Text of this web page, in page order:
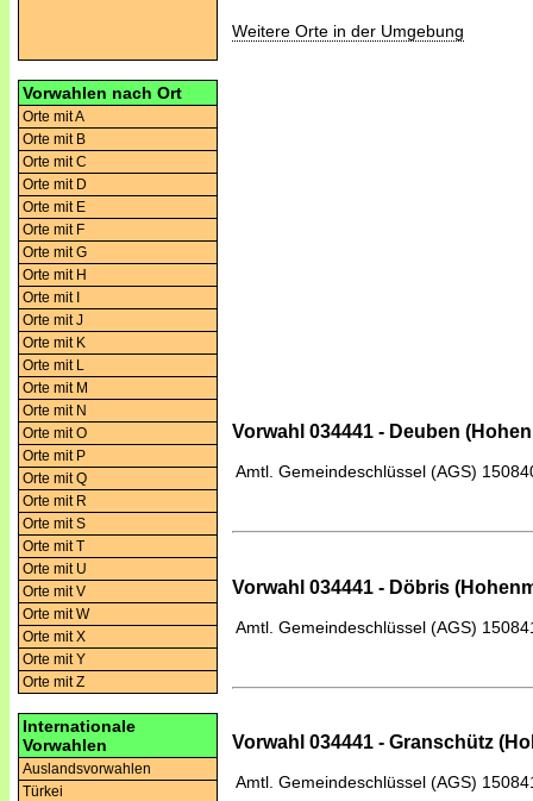
Vorwahlen nach Ort
Orte mit A
Orte mit B
Orte mit C
Orte mit D
Orte mit E
Orte mit F
Orte mit G
Orte mit H
Orte mit I
Orte mit J
Orte mit K
Orte mit L
Orte mit M
Orte mit N
Orte mit O
Orte mit P
Orte mit Q
Orte mit R
Orte mit S
Orte mit T
Orte mit U
Orte mit V
Orte mit W
Orte mit X
Orte mit Y
Orte mit Z
Internationale
Vorwahlen
Auslandsvorwahlen
Türkei
Weitere Orte in der Umgebung
Vorwahl 034441 - Deuben
Amtl. Gemeindeschlüssel (AGS)
Vorwahl 034441 - Döbris
Amtl. Gemeindeschlüssel (AGS)
Vorwahl 034441 - Granschütz
Amtl. Gemeindeschlüssel (AGS)